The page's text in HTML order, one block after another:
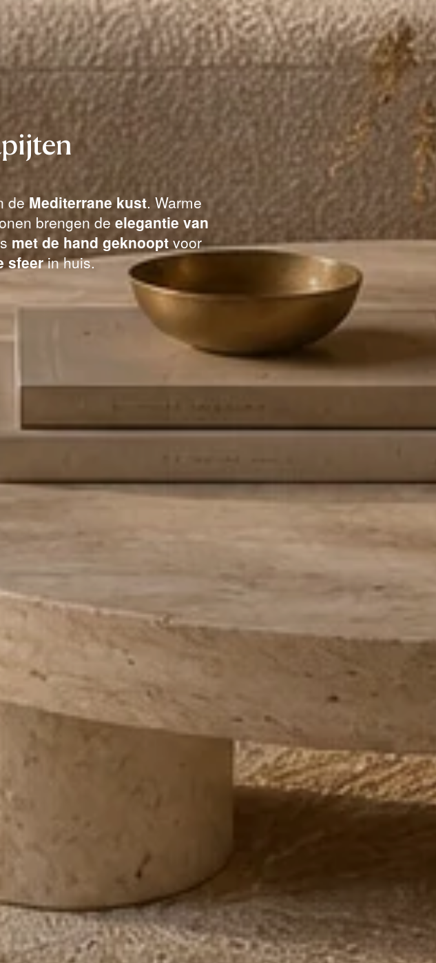
de Mediterrane kust. Warme
brengen de elegantie van
met de hand geknoopt voor
sfeerin huis.